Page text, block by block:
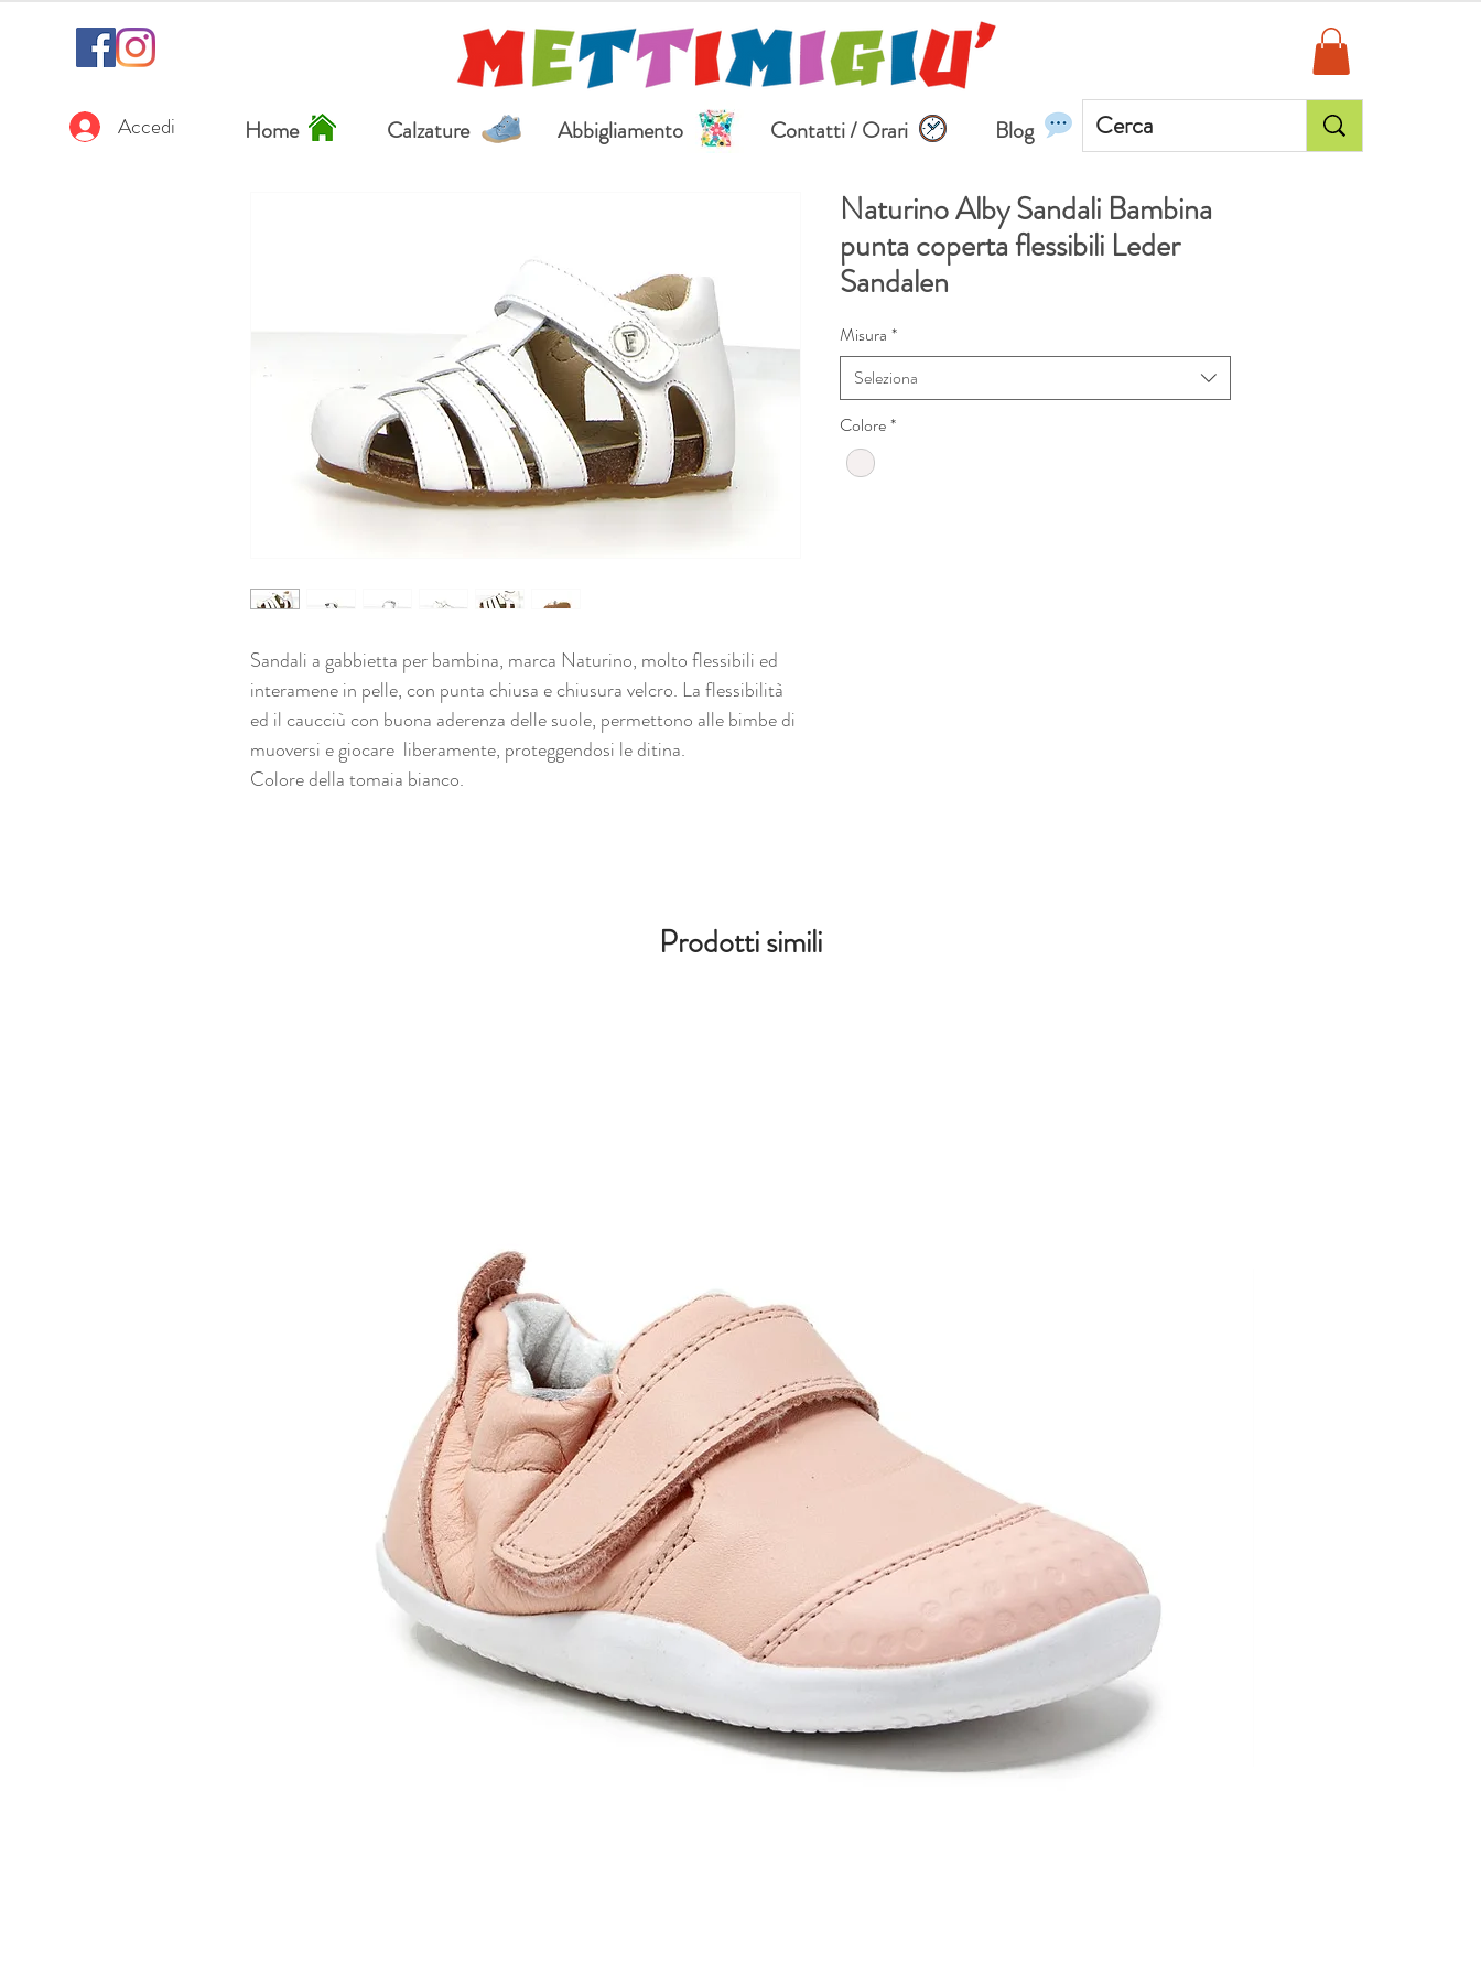
Accedi Home Calzature Abbigliamento Contatti / Orari Blog
Sandali a gabbietta per bambina, marca Naturino, molto flessibili ed
interamene in pelle, con punta chiusa e chiusura velcro. La flessibilità
ed il caucciù con buona aderenza delle suole, permettono alle bimbe di
muoversi e giocare liberamente, proteggendosi le ditina.
Colore della tomaia bianco.
Naturino Alby Sandali Bambina
punta coperta flessibili Leder
Sandalen
Misura *
Seleziona
Colore*
Prodotti simili